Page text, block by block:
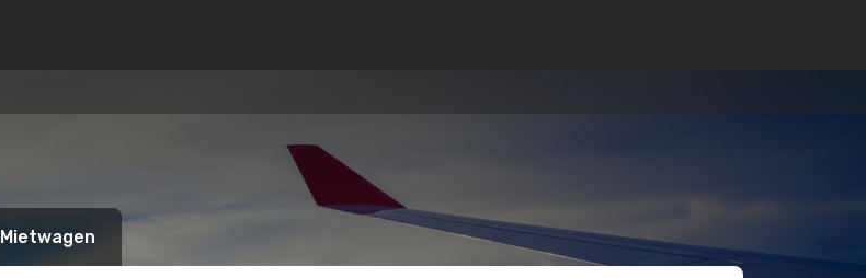
Mietwagen